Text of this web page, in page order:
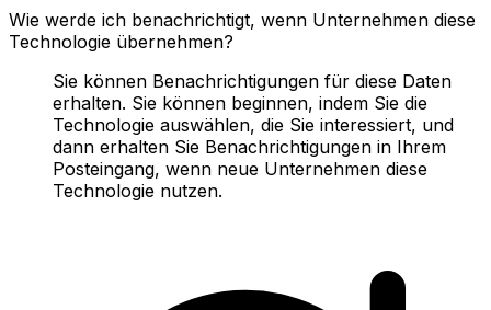
Wie werde ich benachrichtigt, wenn Unternehmen diese
Technologie übernehmen?
Sie können Benachrichtigungen für diese Daten
erhalten. Sie können beginnen, indem Sie die
Technologie auswählen, die Sie interessiert, und
dann erhalten Sie Benachrichtigungen in Ihrem
Posteingang, wenn neue Unternehmen diese
Technologie nutzen.